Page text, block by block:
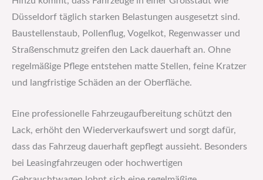
Düsseldorf täglich starken Belastungen ausgesetzt sind.
Baustellenstaub, Pollenflug, Vogelkot, Regenwasser und
Straßenschmutz greifen den Lack dauerhaft an. Ohne
regelmäßige Pflege entstehen matte Stellen, feine Kratzer
und langfristige Schäden an der Oberfläche.
Eine professionelle Fahrzeugaufbereitung schützt den
Lack, erhöht den Wiederverkaufswert und sorgt dafür,
dass das Fahrzeug dauerhaft gepflegt aussieht. Besonders
bei Leasingfahrzeugen oder hochwertigen